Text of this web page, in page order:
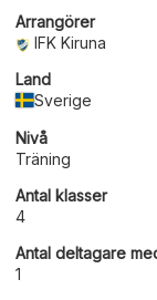
Arrangörer
IFK Kiruna
Land
Sverige
Nivå
Träning
Antal klasser
4
Antal deltagare
1